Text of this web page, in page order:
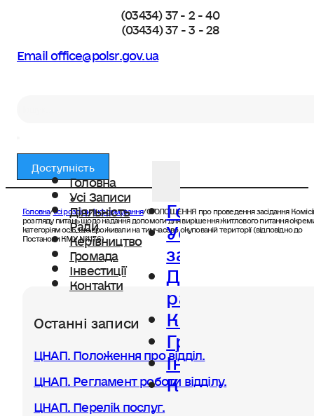
(03434) 37 - 2 - 40
(03434) 37 - 3 - 28
Email office@polsr.gov.ua
Головна
Усі Записи
Діяльність
Ради
Керівництво
Громада
Інвестиції
Контакти
Головна
Усі
записи
Діяльність
ради
Керівництво
Громада
Інвестиції
Контакти
Доступність
Головна/Усі розділи/Інформування/ОГОЛОШЕННЯ про проведення засідання
розгляду питань щодо надання допомоги для вирішення житлового питання
категоріям осіб, що проживали на тимчасово окупованій території (відповідно до
Постанови КМУ №1176)
Останні записи
ЦНАП. Положення про відділ.
ЦНАП. Регламент роботи відділу.
ЦНАП. Перелік послуг.